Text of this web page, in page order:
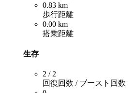
0.83 km
歩行距離
0.00 km
搭乗距離
生存
2 / 2
回復回数 / ブースト回数